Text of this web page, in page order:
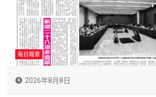
每日報章
2026年8月8日